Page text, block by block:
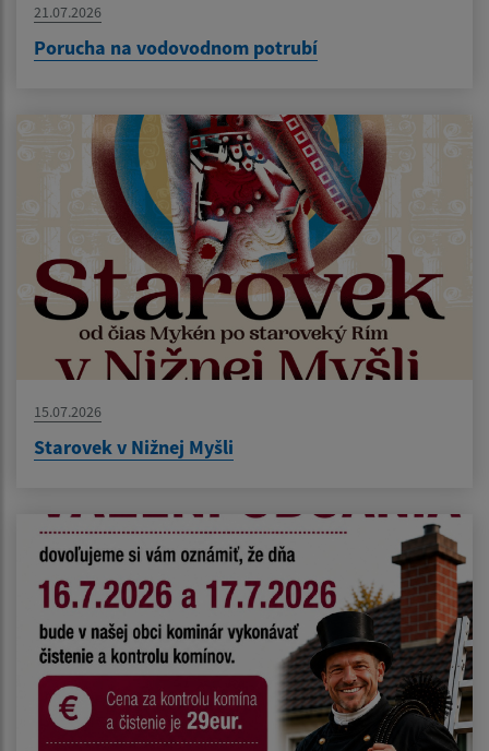
21.07.2026
Porucha na vodovodnom potrubí
15.07.2026
Starovek v Nižnej Myšli